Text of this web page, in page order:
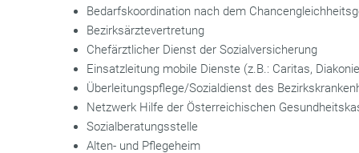
Bedarfskoordination nach dem
Bezirksärztevertretung
Chefärztlicher Dienst der Sozialversicherung
Einsatzleitung mobile Dienste (z.B.: Caritas,
Überleitungspflege/Sozialdienst des
Netzwerk Hilfe der Österreichischen
Sozialberatungsstelle
Alten- und Pflegeheim